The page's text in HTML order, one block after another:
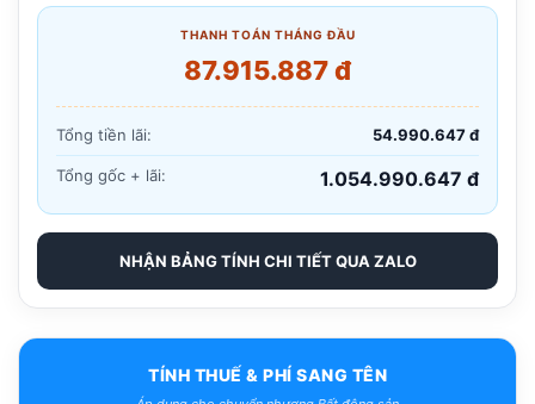
THANH TOÁN THÁNG ĐẦU
87.915.887 đ
Tổng tiền lãi: 54.990.647 đ
Tổng gốc + lãi: 1.054.990.647 đ
NHẬN BẢNG TÍNH CHI TIẾT QUA ZALO
TÍNH THUẾ & PHÍ SANG TÊN